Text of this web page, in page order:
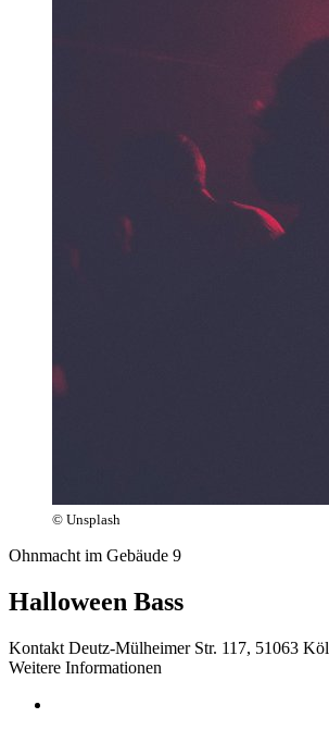
© Unsplash
Ohnmacht im Gebäude 9
Halloween Bass
Kontakt Deutz-Mülheimer Str. 117, 51063
Weitere Informationen